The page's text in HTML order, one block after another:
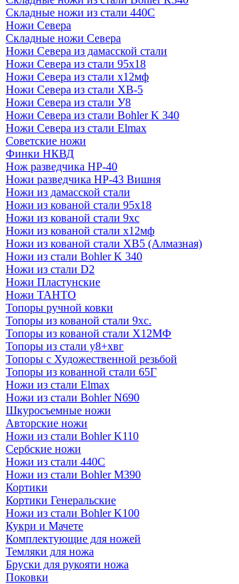
Складные ножи из стали 440С
Ножи Севера
Складные ножи Севера
Ножи Севера из дамасской стали
Ножи Севера из стали 95х18
Ножи Севера из стали х12мф
Ножи Севера из стали ХВ-5
Ножи Севера из стали У8
Ножи Севера из стали Bohler K 340
Ножи Севера из стали Elmax
Советские ножи
Финки НКВД
Нож разведчика НР-40
Ножи разведчика НР-43 Вишня
Ножи из дамасской стали
Ножи из кованой стали 95х18
Ножи из кованой стали 9хс
Ножи из кованой стали х12мф
Ножи из кованой стали ХВ5 (Алмазная)
Ножи из стали Bohler K 340
Ножи из стали D2
Ножи Пластунские
Ножи ТАНТО
Топоры ручной ковки
Топоры из кованой стали 9хс.
Топоры из кованой стали Х12МФ
Топоры из стали у8+хвг
Топоры с Художественной резьбой
Топоры из кованной стали 65Г
Ножи из стали Elmax
Ножи из стали Bohler N690
Шкуросъемные ножи
Авторские ножи
Ножи из стали Bohler K110
Сербские ножи
Ножи из стали 440С
Ножи из стали Bohler M390
Кортики
Кортики Генеральские
Ножи из стали Bohler K100
Кукри и Мачете
Комплектующие для ножей
Темляки для ножа
Бруски для рукояти ножа
Поковки